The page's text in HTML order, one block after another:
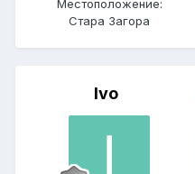
Местоположение:
Стара Загора
Ivo